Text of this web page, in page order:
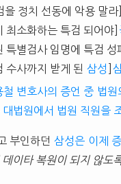
을 정치 선동에 악용 말
최소화하는 특검 되어야]
특별검사 임명에 특검 성
수사까지 받게 된 삼성
철 변호사의 증언 중 법
대법원에서 법원 직원을
부인하던 삼성은 이제
이타 복원이 되지 않도